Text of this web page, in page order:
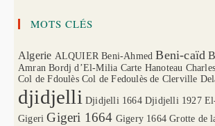
MOTS CLÉS
Algerie ALQUIER Beni-Ahmed Beni-caïd
Amran Bordj d’El-Milia Carte Hanoteau
Col de Fdoulès Col de Fedoulès de Clerville
djidjelli Djidjelli 1664 Djidjelli 1927
Gigeri Gigeri 1664 Gigery 1664 Grotte de